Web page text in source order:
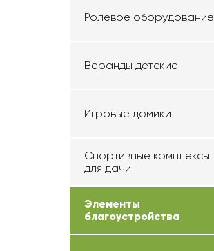
Ролевое оборудование
Веранды детские
Игровые домики
Спортивные комплексы
для дачи
Элементы
благоустройства